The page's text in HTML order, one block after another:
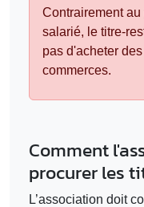
Contrairement au
salarié, le titre-
pas d'acheter
commerces.
Comment
procurer les
L’association doit